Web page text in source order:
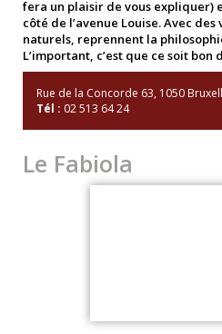
fera un plaisir de vous expliquer)
côté de l’avenue Louise. Avec
naturels, reprennent la
L’important, c’est que ce soit bon
Rue de la Concorde 63, 1050
Tél : 02 513 64 24
Le Fabiola